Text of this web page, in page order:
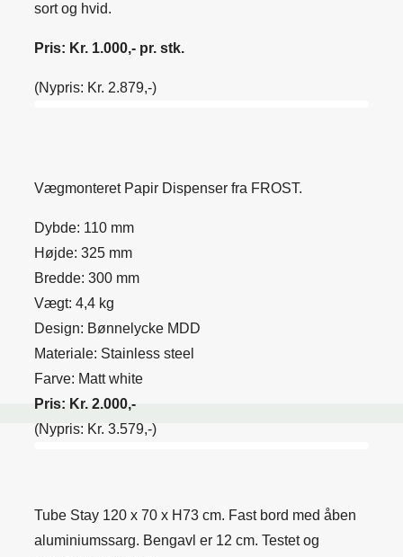
sort og hvid.
Pris: Kr. 1.000,- pr. stk.
(Nypris: Kr. 2.879,-)
Vægmonteret Papir Dispenser fra FROST.
Dybde: 110 mm
Højde: 325 mm
Bredde: 300 mm
Vægt: 4,4 kg
Design: Bønnelycke MDD
Materiale: Stainless steel
Farve: Matt white
Pris: Kr. 2.000,-
(Nypris: Kr. 3.579,-)
Tube Stay 120 x 70 x H73 cm. Fast bord med åben
aluminiumssarg. Bengavl er 12 cm. Testet og